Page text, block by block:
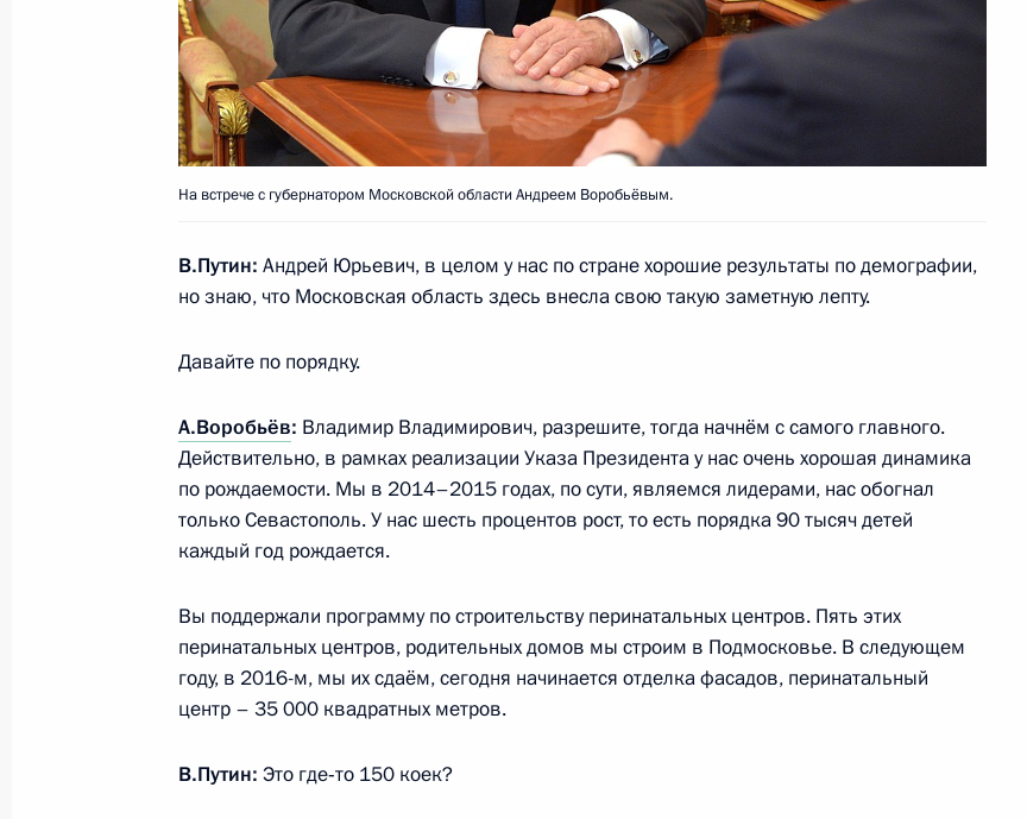
«ЭКСПО-2015»
10 июня 2015 года, 13:10 Милан
Объявлены лауреаты Государственной премии Российской
Федерации 2014 года
9
9 июня 2015 года, вторник
Николаем Цукановым
9 июня 2015 года, 23:55 Московская область, Ново-Огарёво
народных представителей Чжан Дэцзяном
9 июня 2015 года, 20:20 Московская область, Ново-Огарёво
Встреча с губернатором Орловской области Вадимом Потомским
На встрече с губернатором Московской области Андреем Воробьёвым.
В.Путин: Андрей Юрьевич, в целом у нас по стране хорошие результаты по демографии,
но знаю, что Московская область здесь внесла свою такую заметную лепту.
Давайте по порядку.
А.Воробьёв: Владимир Владимирович, разрешите, тогда начнём с самого главного.
Действительно, в рамках реализации Указа Президента у нас очень хорошая динамика
по рождаемости. Мы в 2014–2015 годах, по сути, являемся лидерами, нас обогнал
только Севастополь. У нас шесть процентов рост, то есть порядка 90 тысяч детей
каждый год рождается.
Вы поддержали программу по строительству перинатальных центров. Пять этих
перинатальных центров, родительных домов мы строим в Подмосковье. В следующем
году, в 2016-м, мы их сдаём, сегодня начинается отделка фасадов, перинатальный
центр – 35 000 квадратных метров.
В.Путин: Это где‑то 150 коек?